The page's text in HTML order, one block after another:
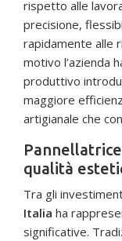
rispetto alle
precisione,
rapidamente alle
motivo l’azienda
produttivo
maggiore
artigianale che
qualità
Tra gli
Italia ha
significative.